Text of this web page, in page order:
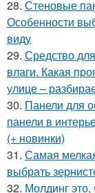
28. Стеновые
Особенности
виду
29. Средство
влаги. Какая
улице –
30. Панели для
панели в
(+ новинки)
31. Самая
выбрать
32. Молдинг это,